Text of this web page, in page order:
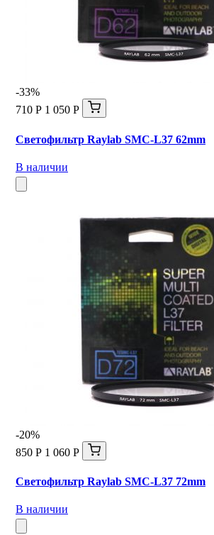
-33%
710 Р 1 050 Р
Светофильтр Raylab SMC-L37 62mm
В наличии
-20%
850 Р 1 060 Р
Светофильтр Raylab SMC-L37 72mm
В наличии